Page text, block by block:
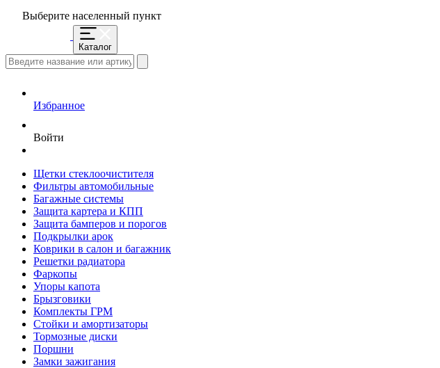
Выберите населенный пункт
Каталог
Избранное
Войти
Щетки стеклоочистителя
Фильтры автомобильные
Багажные системы
Защита картера и КПП
Защита бамперов и порогов
Подкрылки арок
Коврики в салон и багажник
Решетки радиатора
Фаркопы
Упоры капота
Брызговики
Комплекты ГРМ
Стойки и амортизаторы
Тормозные диски
Поршни
Замки зажигания